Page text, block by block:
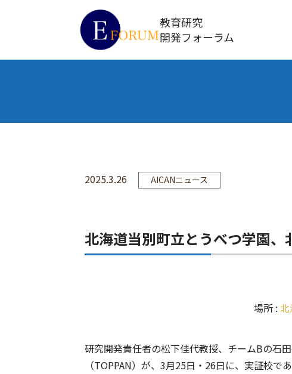
教育研究
開発フォーラム
2025.3.26 AICANニュース
北海道当別町立とうべつ学園、
場所 :
研究開発責任者の松下佳代教授、チームBの石
（TOPPAN）が、3月25日・26日に、 実証校で